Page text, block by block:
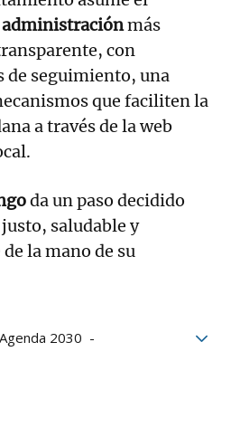
administraciónmás
con
de seguimiento, una
que faciliten la
a través de la web
da un paso decidido
saludable y
la mano de su
Agenda 2030